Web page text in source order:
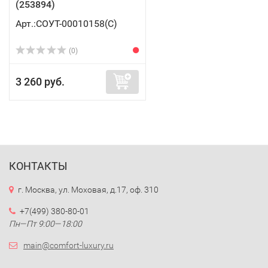
(253894)
Арт.:СОУТ-00010158(C)
(0)
3 260 руб.
КОНТАКТЫ
г. Москва, ул. Моховая, д.17, оф. 310
+7(499) 380-80-01
Пн—Пт 9:00—18:00
main@comfort-luxury.ru